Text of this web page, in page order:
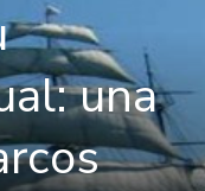
una